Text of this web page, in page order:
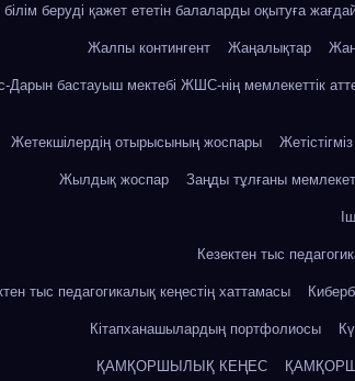
беруді қажет ететін балаларды оқытуға
Жалпы контингент Жаңалықтар
Дарын бастауыш мектебі ЖШС-нің мемлекеттік
Жетекшілердің отырысының жоспары Жетістігміз
Жылдық жоспар Заңды тұлғаны
Кезектен тыс
тыс педагогикалық кеңестің хаттамасы
Кітапханашылардың портфолиосы
ҚАМҚОРШЫЛЫҚ КЕҢЕС